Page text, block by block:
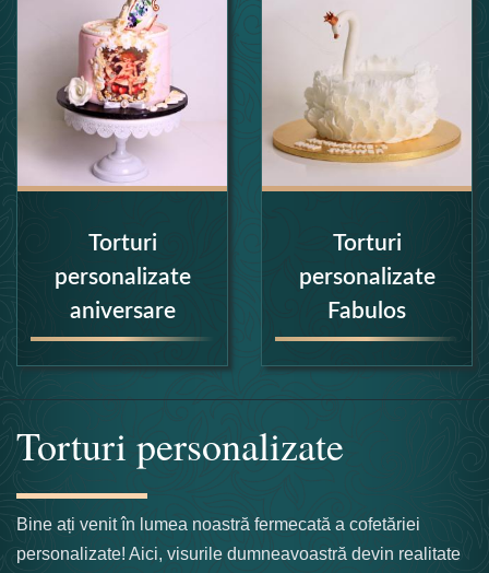
Torturi
personalizate
aniversare
Torturi
personalizate
Fabulos
Torturi personalizate
Bine ați venit în lumea noastră fermecată a cofetăriei
personalizate! Aici, visurile dumneavoastră devin realitate